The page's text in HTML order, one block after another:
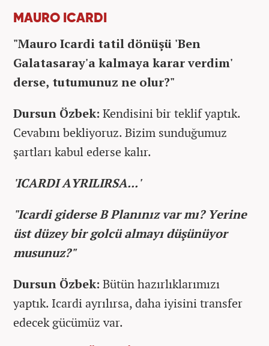
MAURO ICARDI
"Mauro Icardi tatil dönüşü 'Ben
Galatasaray'a kalmaya karar verdim'
derse, tutumunuz ne olur?"
Dursun Özbek: Kendisini bir teklif yaptık.
Cevabını bekliyoruz. Bizim sunduğumuz
şartları kabul ederse kalır.
'ICARDI AYRILIRSA...'
"Icardi giderse B Planınız var mı? Yerine
üst düzey bir golcü almayı düşünüyor
musunuz?"
Dursun Özbek: Bütün hazırlıklarımızı
yaptık. Icardi ayrılırsa, daha iyisini transfer
edecek gücümüz var.